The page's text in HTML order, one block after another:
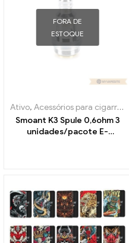
FORA DE
ESTOQUE
Ativo, Acessórios para cigarros eletrônicos
Smoant K3 Spule 0,6ohm 3
unidades/pacote E-